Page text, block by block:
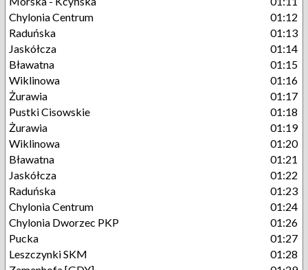
Chylonia Centrum
01:12
Raduńska
01:13
Jaskółcza
01:14
Bławatna
01:15
Wiklinowa
01:16
Żurawia
01:17
Pustki Cisowskie
01:18
Żurawia
01:19
Wiklinowa
01:20
Bławatna
01:21
Jaskółcza
01:22
Raduńska
01:23
Chylonia Centrum
01:24
Chylonia Dworzec PKP
01:26
Pucka
01:27
Leszczynki SKM
01:28